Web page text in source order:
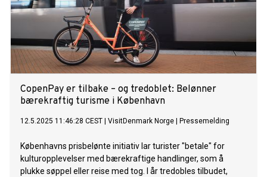
CopenPay er tilbake – og tredoblet: Belønner
bærekraftig turisme i København
12.5.2025 11:46:28 CEST VisitDenmark Norge Pressemelding
Københavns prisbelønte initiativ lar turister "betale" for
kulturopplevelser med bærekraftige handlinger, som å
plukke søppel eller reise med tog. I år tredobles tilbudet,